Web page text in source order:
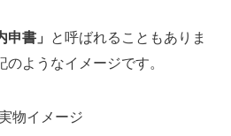
申書」 と呼ばれることもありま
ようなイメージです。
物イメージ